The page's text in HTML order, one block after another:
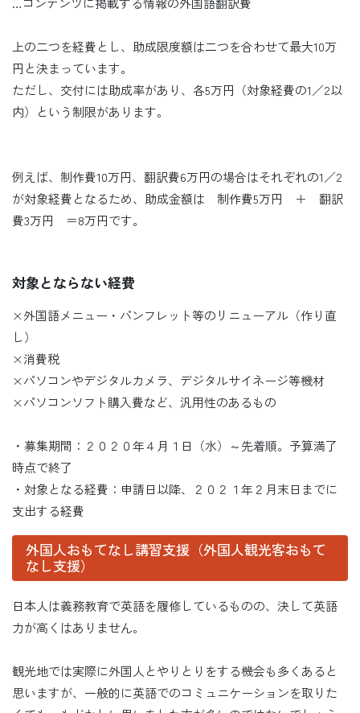
上の二つを経費とし、助成限度額は二つを合わせて最大10万
円と決まっています。
ただし、交付には助成率があり、各5万円（対象経費の1／2以
内）という制限があります。
例えば、制作費10万円、翻訳費6万円の場合はそれぞれの1／2
が対象経費となるため、助成金額は 制作費5万円 ＋ 翻訳
費3万円 ＝8万円です。
対象とならない経費
×外国語メニュー・パンフレット等のリニューアル（作り直
し）
×消費税
×パソコンやデジタルカメラ、デジタルサイネージ等機材
×パソコンソフト購入費など、汎用性のあるもの
・募集期間：２０２０年４月１日（水）～先着順。予算満了
時点で終了
・対象となる経費：申請日以降、２０２１年２月末日までに
支出する経費
外国人おもてなし講習支援（外国人観光客おもて
なし支援）
日本人は義務教育で英語を履修しているものの、決して英語
力が高くはありません。
観光地では実際に外国人とやりとりをする機会も多くあると
思いますが、一般的に英語でのコミュニケーションを取りた